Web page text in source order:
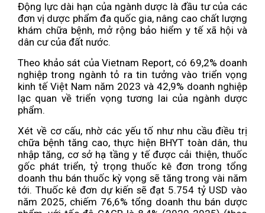
Động lực dài hạn của ngành dược là đầu tư của các
đơn vị dược phẩm đa quốc gia, nâng cao chất lượng
khám chữa bệnh, mở rộng bảo hiểm y tế xã hội và
dân cư của đất nước.
Theo khảo sát của Vietnam Report, có 69,2% doanh
nghiệp trong ngành tỏ ra tin tưởng vào triển vọng
kinh tế Việt Nam năm 2023 và 42,9% doanh nghiệp
lạc quan về triển vọng tương lai của ngành dược
phẩm.
Xét về cơ cấu, nhờ các yếu tố như nhu cầu điều trị
chữa bệnh tăng cao, thực hiện BHYT toàn dân, thu
nhập tăng, cơ sở hạ tầng y tế được cải thiện, thuốc
gốc phát triển, tỷ trọng thuốc kê đơn trong tổng
doanh thu bán thuốc kỳ vọng sẽ tăng trong vài năm
tới. Thuốc kê đơn dự kiến ​​sẽ đạt 5.754 tỷ USD vào
năm 2025, chiếm 76,6% tổng doanh thu bán dược